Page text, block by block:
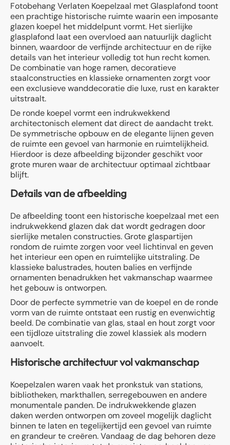
Fotobehang Verlaten Koepelzaal met Glasplafond toont
een prachtige historische ruimte waarin een imposante
glazen koepel het middelpunt vormt. Het sierlijke
glasplafond laat een overvloed aan natuurlijk daglicht
binnen, waardoor de verfijnde architectuur en de rijke
details van het interieur volledig tot hun recht komen.
De combinatie van hoge ramen, decoratieve
staalconstructies en klassieke ornamenten zorgt voor
een exclusieve wanddecoratie die luxe, rust en karakter
uitstraalt.
De ronde koepel vormt een indrukwekkend
architectonisch element dat direct de aandacht trekt.
De symmetrische opbouw en de elegante lijnen geven
de ruimte een gevoel van harmonie en ruimtelijkheid.
Hierdoor is deze afbeelding bijzonder geschikt voor
grote muren waar de architectuur optimaal zichtbaar
blijft.
Details van de afbeelding
De afbeelding toont een historische koepelzaal met een
indrukwekkend glazen dak dat wordt gedragen door
sierlijke metalen constructies. Grote glaspartijen
rondom de ruimte zorgen voor veel lichtinval en geven
het interieur een open en ruimtelijke uitstraling. De
klassieke balustrades, houten balies en verfijnde
ornamenten benadrukken het vakmanschap waarmee
het gebouw is ontworpen.
Door de perfecte symmetrie van de koepel en de ronde
vorm van de ruimte ontstaat een rustig en evenwichtig
beeld. De combinatie van glas, staal en hout zorgt voor
een tijdloze uitstraling die zowel klassiek als modern
aanvoelt.
Historische architectuur vol vakmanschap
Koepelzalen waren vaak het pronkstuk van stations,
bibliotheken, markthallen, serregebouwen en andere
monumentale panden. De indrukwekkende glazen
daken werden ontworpen om zoveel mogelijk daglicht
binnen te laten en tegelijkertijd een gevoel van ruimte
en grandeur te creëren. Vandaag de dag behoren deze